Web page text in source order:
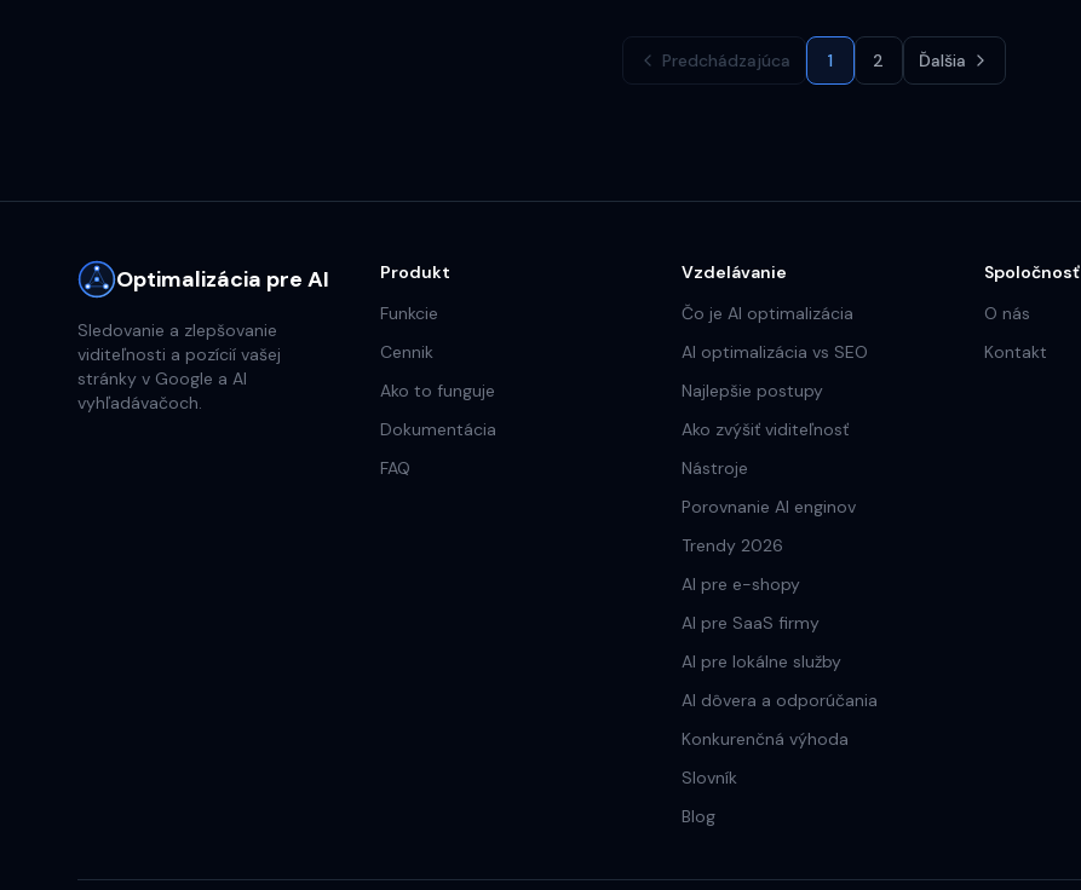
Predchádzajúca 1 2 Ďalšia
Optimalizácia pre AI
Sledovanie a zlepšovanie
viditeľnosti a pozícií vašej
stránky v Google a AI
vyhľadávačoch.
Produkt
Funkcie
Cennik
Ako to funguje
Dokumentácia
FAQ
Vzdelávanie
Čo je AI optimalizácia
AI optimalizácia vs SEO
Najlepšie postupy
Ako zvýšiť viditeľnosť
Nástroje
Porovnanie AI enginov
Trendy 2026
AI pre e-shopy
AI pre SaaS firmy
AI pre lokálne služby
AI dôvera a odporúčania
Konkurenčná výhoda
Slovník
Blog
Spoločnosť
O nás
Kontakt